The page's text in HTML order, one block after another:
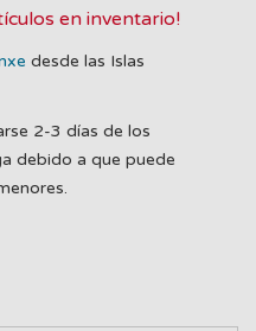
en inventario!
desde las Islas
2-3 días de los
debido a que puede